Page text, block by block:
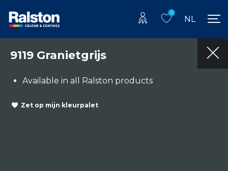
0
NL
9119 Granietgrijs
Available in all Ralston products
Zet op mijn kleurpalet